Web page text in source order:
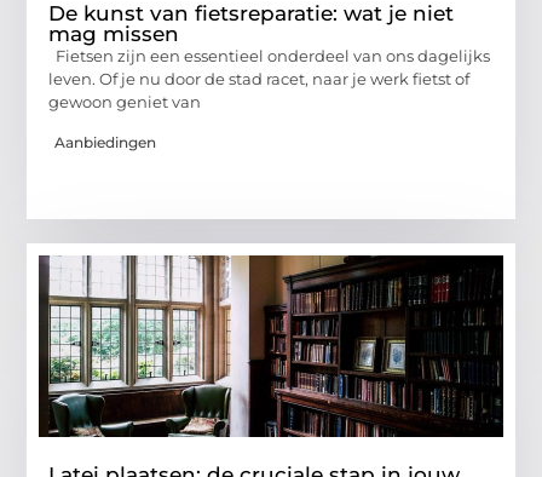
De kunst van fietsreparatie: wat je niet
mag missen
Fietsen zijn een essentieel onderdeel van ons dagelijks
leven. Of je nu door de stad racet, naar je werk fietst of
gewoon geniet van
Aanbiedingen